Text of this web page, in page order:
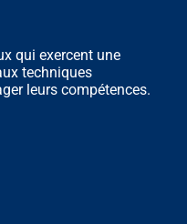
qui exercent une
techniques
leurs compétences.